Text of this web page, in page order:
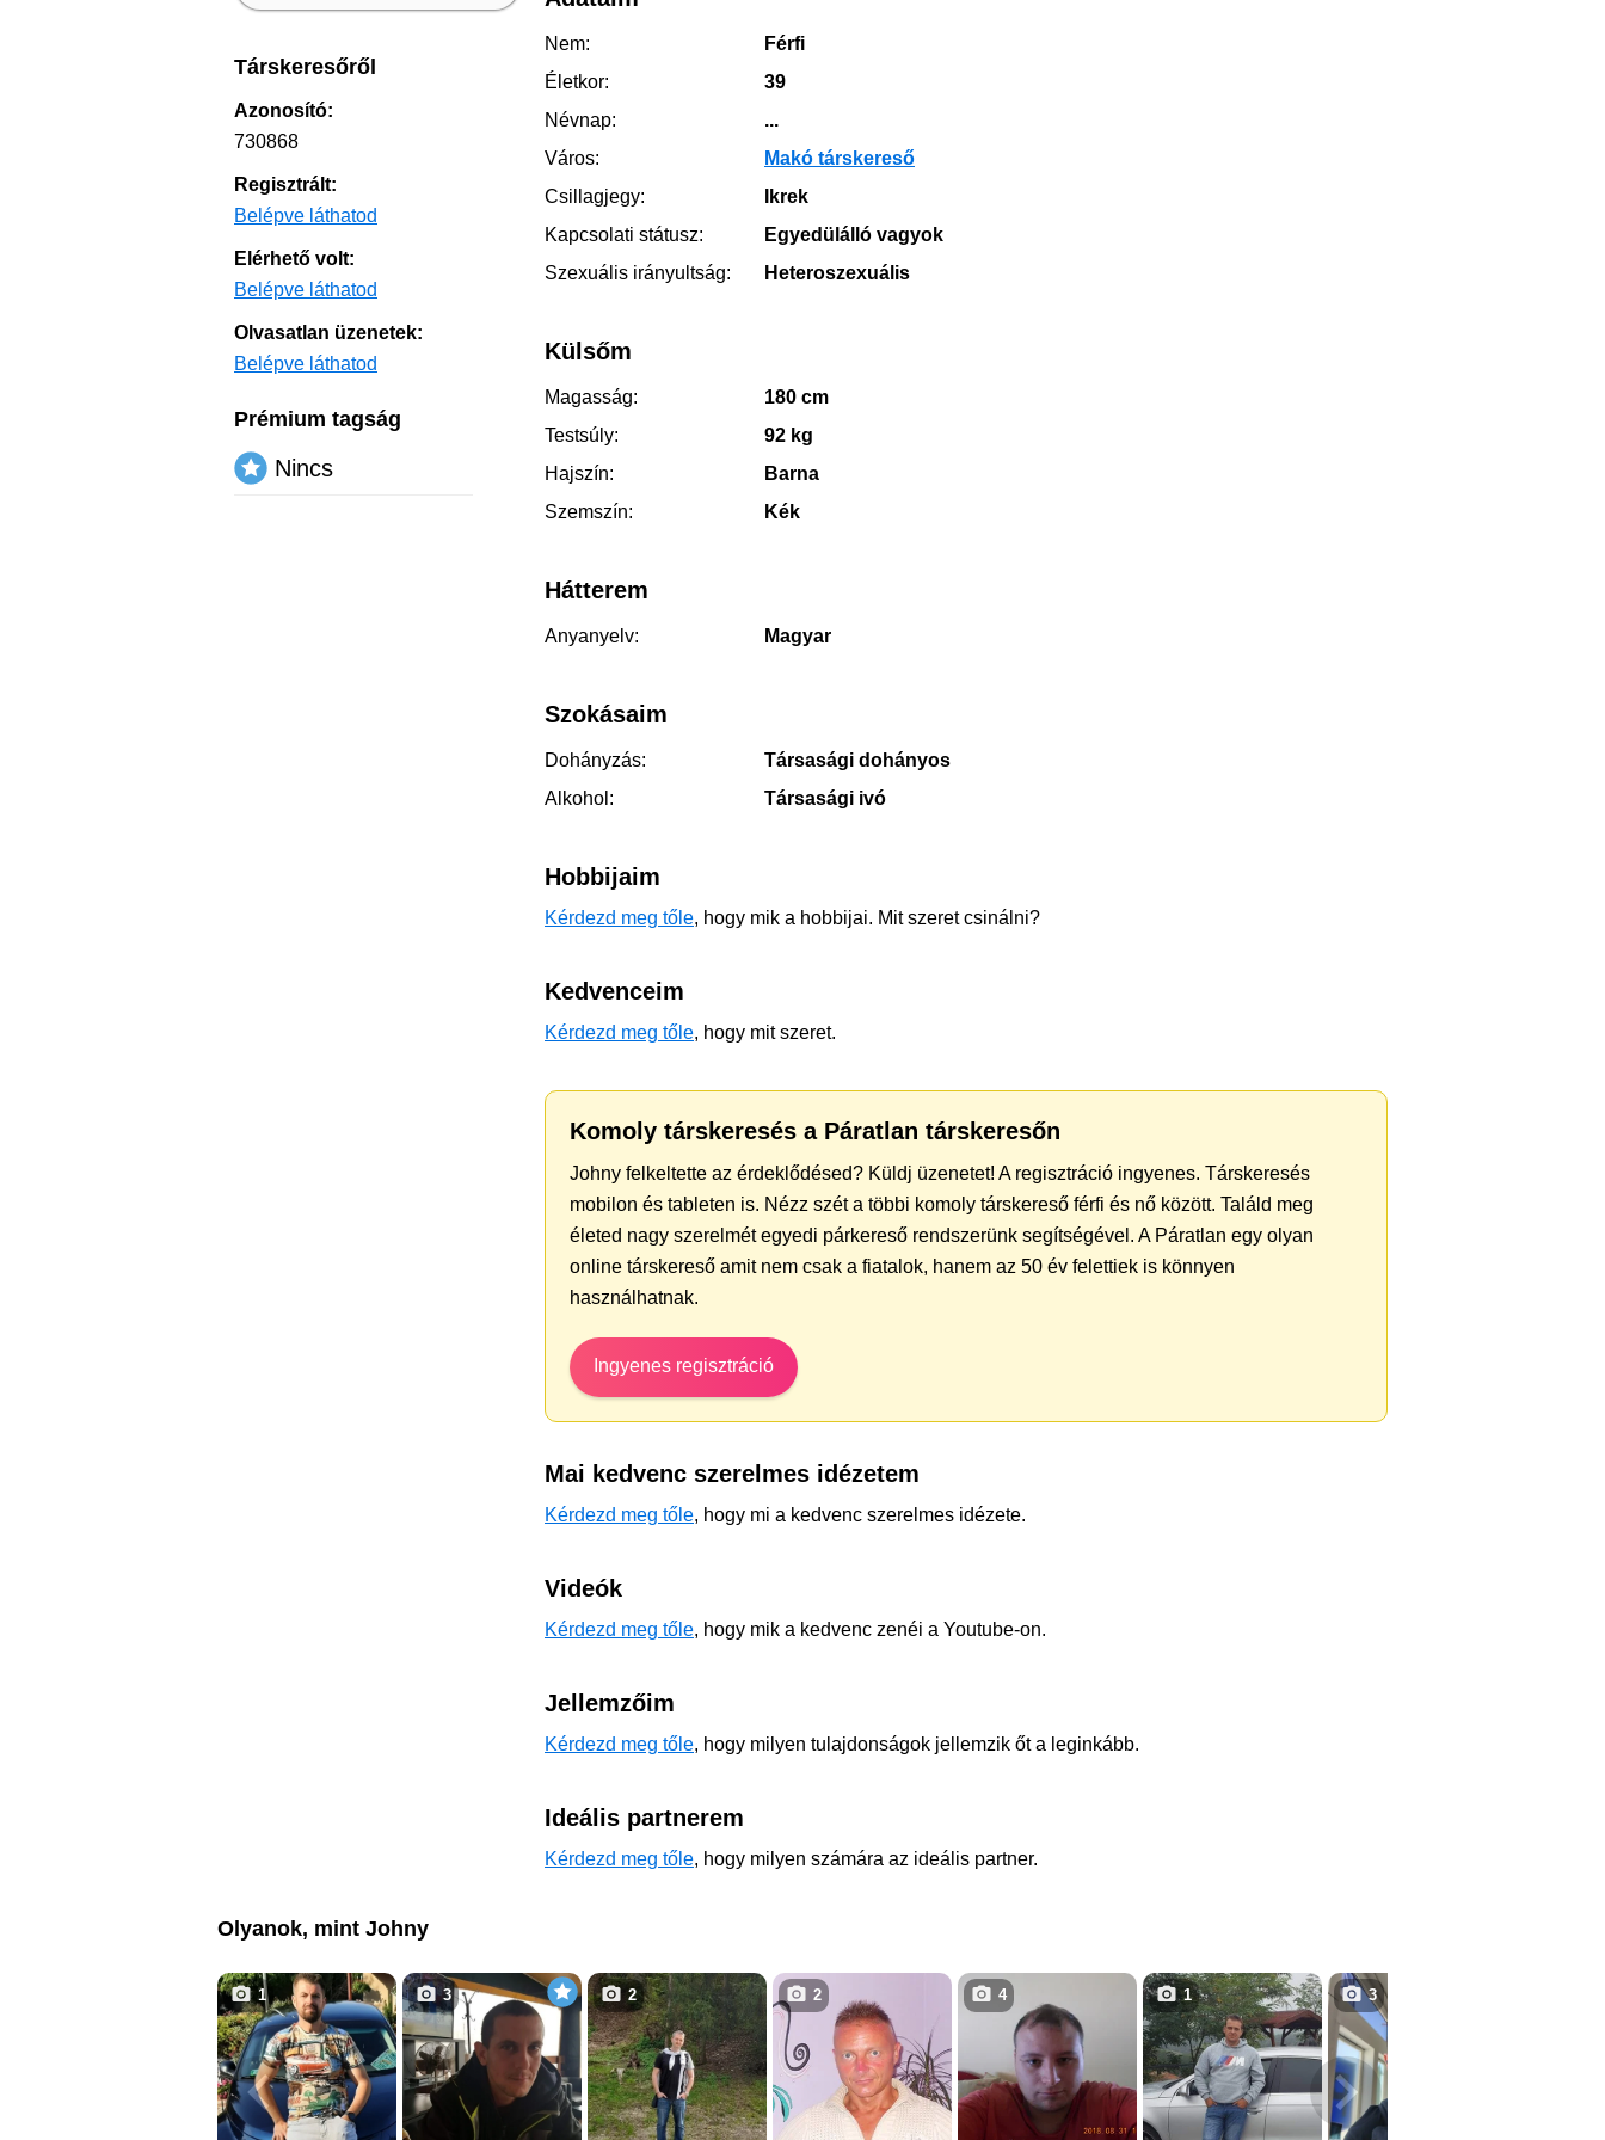
Nem:
Férfi
Életkor:
39
Névnap:
...
Város:
Makó társkereső
Csillagjegy:
Ikrek
Kapcsolati státusz:
Egyedülálló vagyok
Szexuális irányultság:
Heteroszexuális
Külsőm
Magasság:
180 cm
Testsúly:
92 kg
Hajszín:
Barna
Szemszín:
Kék
Hátterem
Anyanyelv: Magyar
Szokásaim
Dohányzás:
Társasági dohányos
Alkohol:
Társasági ivó
Hobbijaim
Kérdezd meg tőle, hogy mik a hobbijai. Mit szeret csinálni?
Kedvenceim
Kérdezd meg tőle, hogy mit szeret.
Komoly társkeresés a Páratlan társkeresőn
Johny felkeltette az érdeklődésed? Küldj üzenetet! A regisztráció ingyenes. Társkeresés
mobilon és tableten is. Nézz szét a többi komoly társkereső férfi és nő között. Találd meg
életed nagy szerelmét egyedi párkereső rendszerünk segítségével. A Páratlan egy olyan
online társkereső amit nem csak a fiatalok, hanem az 50 év felettiek is könnyen
használhatnak.
Ingyenes regisztráció
Mai kedvenc szerelmes idézetem
Kérdezd meg tőle, hogy mi a kedvenc szerelmes idézete.
Videók
Kérdezd meg tőle, hogy mik a kedvenc zenéi a Youtube-on.
Jellemzőim
Kérdezd meg tőle, hogy milyen tulajdonságok jellemzik őt a leginkább.
Ideális partnerem
Kérdezd meg tőle, hogy milyen számára az ideális partner.
Társkeresőről
Azonosító:
730868
Regisztrált:
Belépve láthatod
Elérhető volt:
Belépve láthatod
Olvasatlan üzenetek:
Belépve láthatod
Prémium tagság
Nincs
Olyanok, mint Johny
1 3 2 2 4 1 3